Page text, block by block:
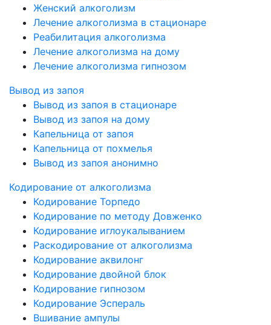
Женский алкоголизм
Лечение алкоголизма в стационаре
Реабилитация алкоголизма
Лечение алкоголизма на дому
Лечение алкоголизма гипнозом
Вывод из запоя
Вывод из запоя в стационаре
Вывод из запоя на дому
Капельница от запоя
Капельница от похмелья
Вывод из запоя анонимно
Кодирование от алкоголизма
Кодирование Торпедо
Кодирование по методу Довженко
Кодирование иглоукалыванием
Раскодирование от алкоголизма
Кодирование аквилонг
Кодирование двойной блок
Кодирование гипнозом
Кодирование Эспераль
Вшивание ампулы